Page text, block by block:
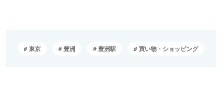
東京 豊洲 豊洲駅 買い物・ショッピング